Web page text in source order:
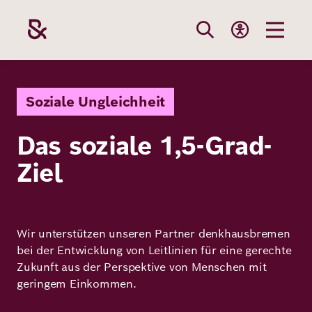
Inhalt
Stiftung
Themen
Förderung
Die Stiftung
Robert Bosch
Werte und
Unsere
Gesundheit
Wie wir
Projekte
Aktuelle
Bei uns
Soziale Ungleichheit
Das soziale 1,5-Grad-
Ziel
Wir unterstützen unseren Partner denkhausbremen
bei der Entwicklung von Leitlinien für eine gerechte
Zukunft aus der Perspektive von Menschen mit
geringem Einkommen.